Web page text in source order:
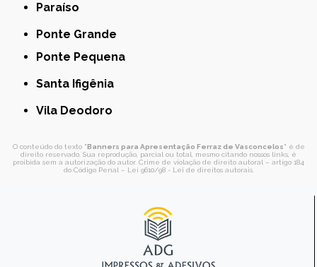
Paraíso
Ponte Grande
Ponte Pequena
Santa Ifigênia
Vila Deodoro
O conteúdo do texto "Banners para Apresentação Ferraz de Vasconcelos" é de
direito reservado. Sua reprodução, parcial ou total, mesmo citando nossos links, é
proibida sem a autorização do autor. Crime de violação de direito autoral – artigo 184
do Código Penal – Lei 9610/98 - Lei de direitos autorais.